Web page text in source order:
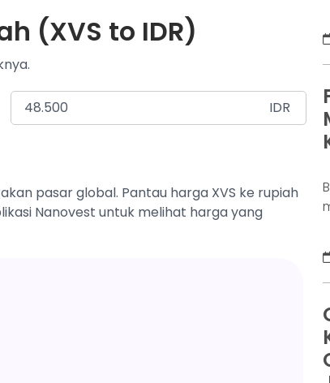
(XVS to IDR)
IDR
pasar global. Pantau harga XVS ke rupiah
Nanovest untuk melihat harga yang